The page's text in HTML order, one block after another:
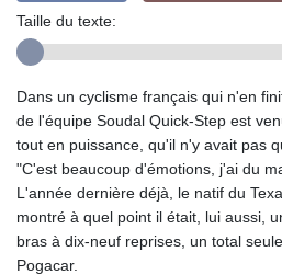
Taille du texte:
Dans un cyclisme français qui n'en
de l'équipe Soudal Quick-Step est
tout en puissance, qu'il n'y avait pas
"C'est beaucoup d'émotions, j'ai du
L'année dernière déjà, le natif du
montré à quel point il était, lui aussi,
bras à dix-neuf reprises, un total
Pogacar.